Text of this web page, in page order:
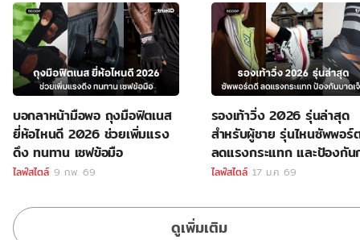
บอกลาหน้ามือพอ ถุงมือฟิตเนส
ยี่ห้อไหนดี 2026 ช่วยเพิ่มแรง
ดึง ทนทาน เซฟข้อมือ
ไลฟ์สไตล์ 9 ก.พ. 69
รองเท้าวิ่ง 2026 รุ่นล่าสุด
สำหรับผู้ชาย รุ่นไหนซัพพอร์
ลดแรงกระแทก และป้องกัน
บาดเจ็บ
ไลฟ์สไตล์ 17 ม.ค. 69
ดูเพิ่มเติม